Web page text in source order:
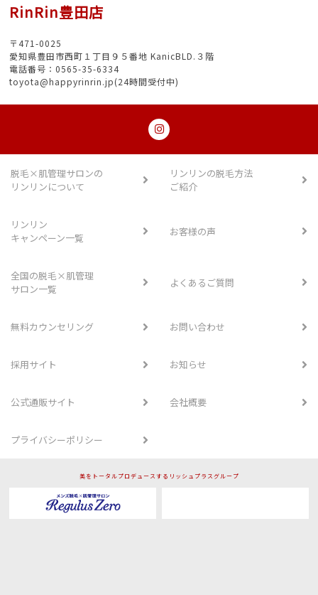
RinRin豊田店
〒471-0025
愛知県豊田市西町１丁目９５番地 KanicBLD.３階
電話番号：0565-35-6334
toyota@happyrinrin.jp(24時間受付中)
脱毛×肌管理サロンの
リンリンについて
リンリンの脱毛方法
ご紹介
リンリン
キャンペーン一覧
お客様の声
全国の脱毛×肌管理
サロン一覧
よくあるご質問
無料カウンセリング お問い合わせ
採用サイト お知らせ
公式通販サイト 会社概要
プライバシーポリシー
美をトータルプロデュースするリッシュプラスグループ